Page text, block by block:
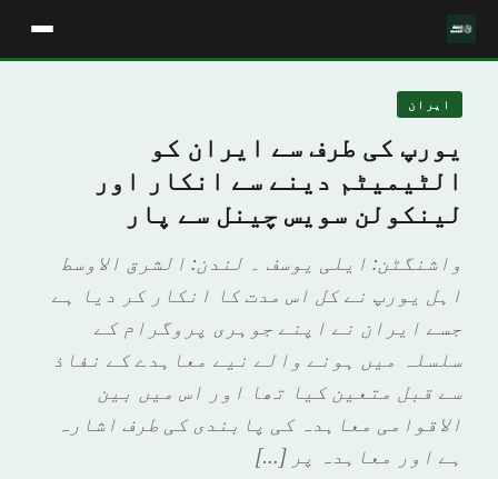
ایران
یورپ کی طرف سے ایران کو
الٹیمیٹم دینے سے انکار اور
لینکولن سویس چینل سے پار
واشنگٹن: ایلی یوسف ۔ لندن: الشرق الاوسط
اہل یورپ نے کل اس مدت کا انکار کر دیا ہے
جسے ایران نے اپنے جوہری پروگرام کے
سلسلہ میں ہونے والے نیے معاہدے کے نفاذ
سے قبل متعین کیا تھا اور اس میں بین
الاقوامی معاہدہ کی پابندی کی طرف اشارہ
ہے اور معاہدہ پر […]